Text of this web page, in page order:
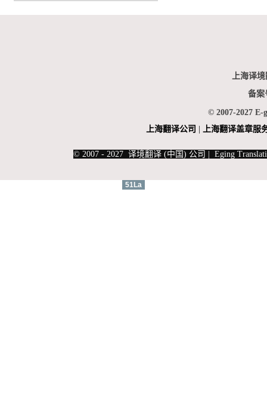
上海译
备案
© 2007-2027 E-
上海翻译公司 上海翻译盖章服
© 2007 - 2027 译境翻译 (中国) 公司 | Eging
51La